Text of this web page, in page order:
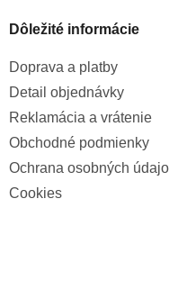
Dôležité informácie
Doprava a platby
Detail objednávky
Reklamácia a vrátenie
Obchodné podmienky
Ochrana osobných
Cookies